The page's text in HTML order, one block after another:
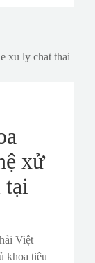
xử
tại
Việt
khoa tiêu